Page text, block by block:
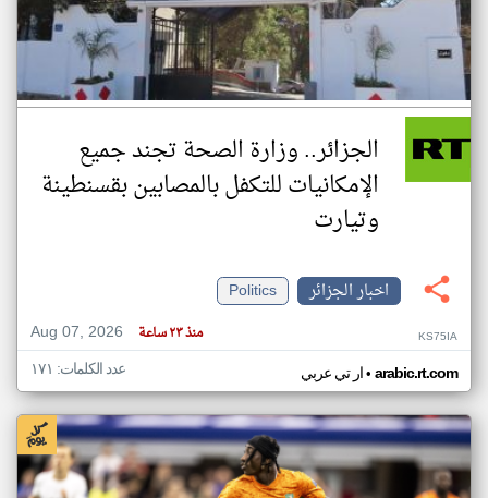
الجزائر.. وزارة الصحة تجند جميع
الإمكانيات للتكفل بالمصابين بقسنطينة
وتيارت
اخبار الجزائر
Politics
Aug 07, 2026
منذ ٢٣ ساعة KS75IA
ار تي عربي• arabic.rt.com عدد الكلمات: ١٧١